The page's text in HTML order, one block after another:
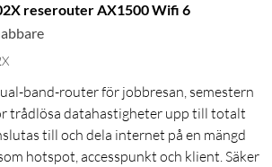
reserouter AX1500 Wifi 6
band-router för jobbresan, semestern
trådlösa datahastigheter upp till totalt
till och dela internet på en mängd
hotspot, accesspunkt och klient. Säker